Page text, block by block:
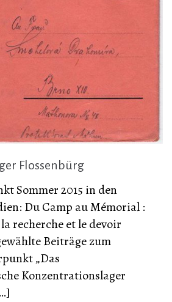
Flossenbürg
Sommer 2015 in den
Du Camp au Mémorial :
recherche et le devoir
Beiträge zum
„Das
Konzentrationslager